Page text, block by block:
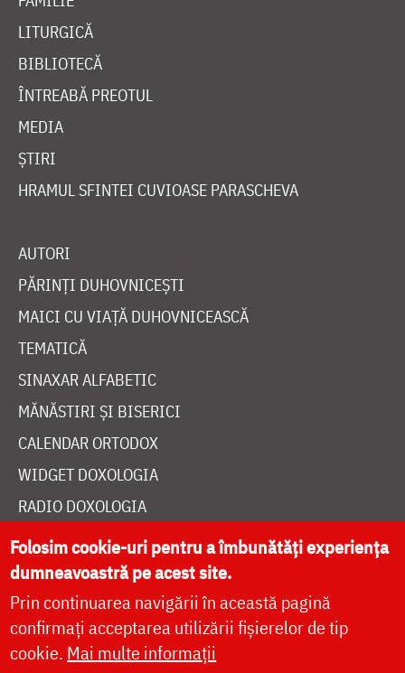
ȘTIRI
HRAMUL SFINTEI CUVIOASE PARASCHEVA
AUTORI
PĂRINȚI DUHOVNICEȘTI
MAICI CU VIAȚĂ DUHOVNICEASCĂ
SINAXAR ALFABETIC
MĂNĂSTIRI ȘI BISERICI
CALENDAR ORTODOX
WIDGET DOXOLOGIA
RADIO DOXOLOGIA
DESPRE NOI
DONEAZĂ ONLINE PENTRU CATEDRALA NAȚIONALĂ
LIVE
Folosim cookie-uri pentru a îmbunătăți experiența
dumneavoastră pe acest site.
Prin continuarea navigării în această pagină
confirmați acceptarea utilizării fișierelor de tip
cookie. Mai multe informații